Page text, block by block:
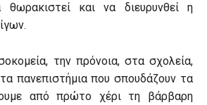
και να διευρυνθεί η
την πρόνοια, στα σχολεία,
πανεπιστήμια που σπουδάζουν τα
από πρώτο χέρι τη βάρβαρη